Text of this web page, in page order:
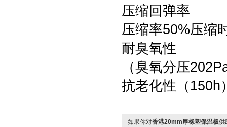
压缩回弹率
压缩率50%压
耐臭氧性
（臭氧分压
抗老化性（
如果你对香港20mm厚橡塑保温板供